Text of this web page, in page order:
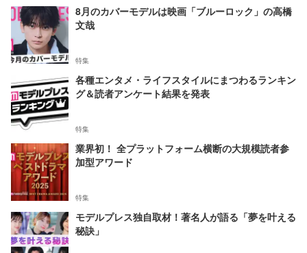
8月のカバーモデルは映画「ブルーロック」の高橋
文哉
特集
各種エンタメ・ライフスタイルにまつわるランキン
グ＆読者アンケート結果を発表
特集
業界初！ 全プラットフォーム横断の大規模読者参
加型アワード
特集
モデルプレス独自取材！著名人が語る「夢を叶える
秘訣」